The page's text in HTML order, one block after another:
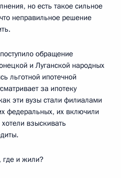
но есть такое сильное
неправильное решение
обращение
и Луганской народных
льготной ипотечной
за ипотеку
эти вузы стали филиалами
федеральных, их включили
взыскивать
и жили?